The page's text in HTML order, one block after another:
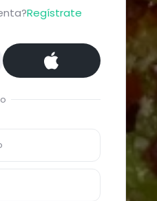
Regístrate
o